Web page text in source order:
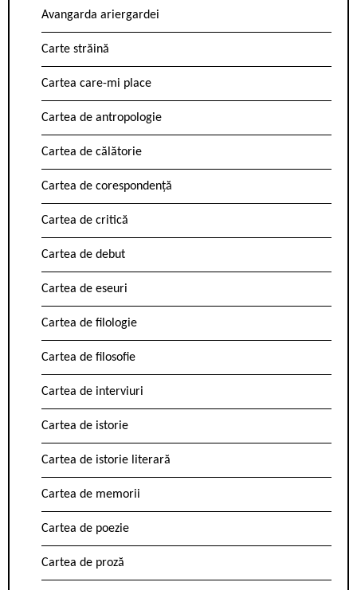
Avangarda ariergardei
Carte străină
Cartea care-mi place
Cartea de antropologie
Cartea de călătorie
Cartea de corespondență
Cartea de critică
Cartea de debut
Cartea de eseuri
Cartea de filologie
Cartea de filosofie
Cartea de interviuri
Cartea de istorie
Cartea de istorie literară
Cartea de memorii
Cartea de poezie
Cartea de proză